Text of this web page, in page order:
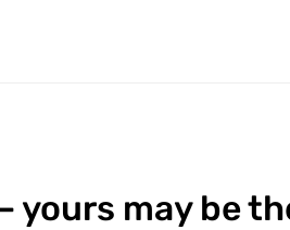
yours may be